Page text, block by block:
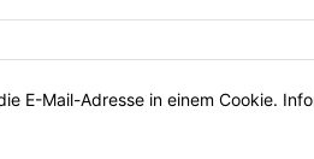
E-Mail-Adresse in einem Cookie.